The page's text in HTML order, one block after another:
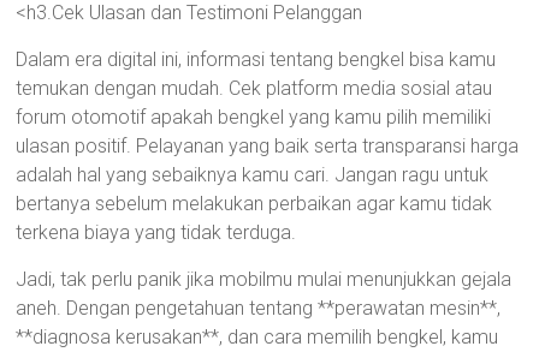
<h3.Cek Ulasan dan Testimoni Pelanggan
Dalam era digital ini, informasi tentang bengkel bisa kamu
temukan dengan mudah. Cek platform media sosial atau
forum otomotif apakah bengkel yang kamu pilih memiliki
ulasan positif. Pelayanan yang baik serta transparansi harga
adalah hal yang sebaiknya kamu cari. Jangan ragu untuk
bertanya sebelum melakukan perbaikan agar kamu tidak
terkena biaya yang tidak terduga.
Jadi, tak perlu panik jika mobilmu mulai menunjukkan gejala
aneh. Dengan pengetahuan tentang **perawatan mesin**,
**diagnosa kerusakan**, dan cara memilih bengkel, kamu